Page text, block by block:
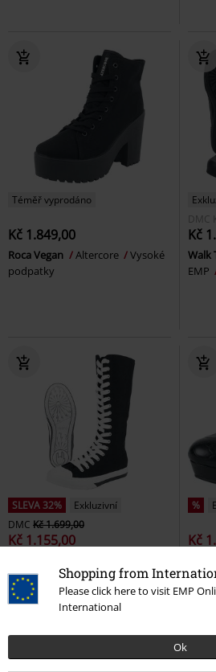
Shopping from
Please click here to visit EMP
International
Ok
Téměř vyprodáno
Kč 1.849,00
Roca Vegan Altercore
Vysoké
podpatky
DMC
Kč
Walk
EMP
SLEVA 32%
Exkluzivní
DMC Kč 1.699,00
Kč 1.155,00
Vysoké tenisky
%
Kč